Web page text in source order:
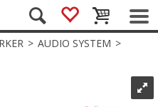
>AUDIO SYSTEM>